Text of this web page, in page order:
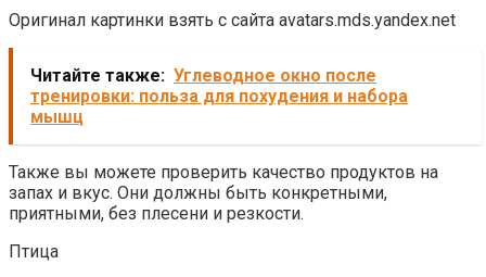
Оригинал картинки взять с сайта avatars.mds.yandex.net
Читайте также: Углеводное окно после
тренировки: польза для похудения и набора
мышц
Также вы можете проверить качество продуктов на
запах и вкус. Они должны быть конкретными,
приятными, без плесени и резкости.
Птица